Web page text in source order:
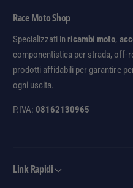
Race Moto Shop
Specializzati in ricambi moto,
componentistica per strada, off-
prodotti affidabili per garantire
ogni uscita.
P.IVA:08162130965
Link Rapidi